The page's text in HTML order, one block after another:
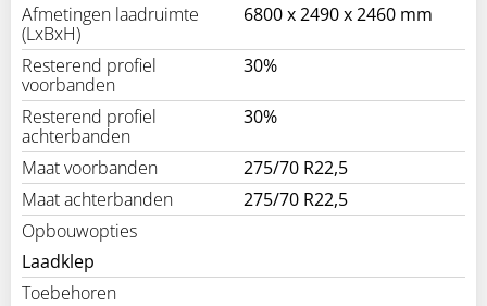
Afmetingen laadruimte
(LxBxH)
6800 x 2490 x 2460 mm
Resterend profiel
voorbanden
30%
Resterend profiel
achterbanden
30%
Maat voorbanden
275/70 R22,5
Maat achterbanden
275/70 R22,5
Opbouwopties
Laadklep
Toebehoren